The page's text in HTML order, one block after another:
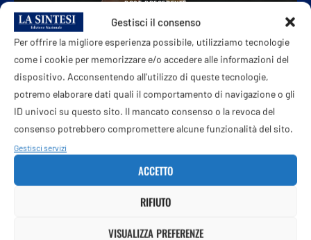
Gestisci il consenso
Per offrire la migliore esperienza possibile, utilizziamo tecnologie
come i cookie per memorizzare e/o accedere alle informazioni del
dispositivo. Acconsentendo all'utilizzo di queste tecnologie,
potremo elaborare dati quali il comportamento di navigazione o gli
ID univoci su questo sito. Il mancato consenso o la revoca del
consenso potrebbero compromettere alcune funzionalità del sito.
Gestisci servizi
ACCETTO
RIFIUTO
VISUALIZZA PREFERENZE
POST PRECEDENTE
Wimbledon, il programma di oggi: da Djokovic a Sinner,
tutti i match e dove vederli
PROSSIMO POST
Vasco: “Kom… plimenti a Ultimo, ogni record è fatto per
POTREBBE ANCHE PIACERTI